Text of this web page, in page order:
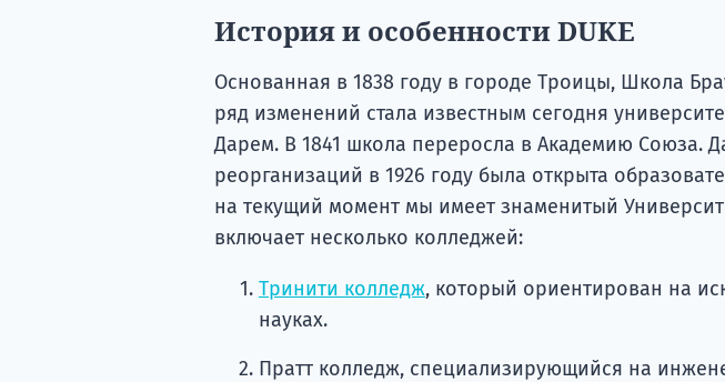
История и особенности DUKE
Основанная в 1838 году в городе Троицы, Школа
ряд изменений стала известным сегодня
Дарем. В 1841 школа переросла в Академию Союза.
реорганизаций в 1926 году была открыта
на текущий момент мы имеет знаменитый
включает несколько колледжей:
Тринити колледж, который ориентирован на
науках.
Пратт колледж, специализирующийся на